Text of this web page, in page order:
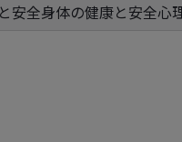
安全身体の健康と安全心